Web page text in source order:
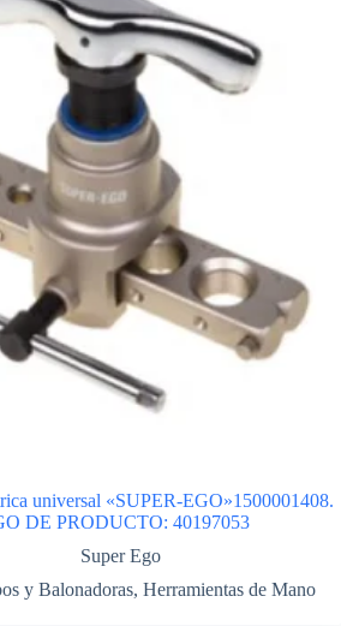
universal «SUPER-EGO»1500001408.
DE PRODUCTO: 40197053
Super Ego
y Balonadoras, Herramientas de Mano